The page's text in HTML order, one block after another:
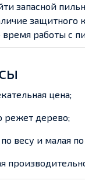
запасной
защитного
время работы с
цена;
режет дерево;
по весу и малая